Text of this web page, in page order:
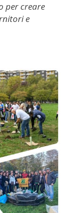
per creare
e